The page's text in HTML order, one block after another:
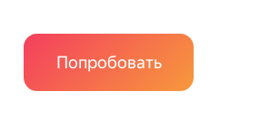
Попробовать